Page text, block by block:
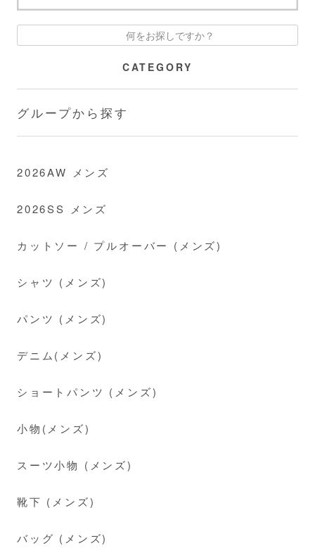
CATEGORY
グループから探す
2026AW メンズ
2026SS メンズ
カットソー / プルオーバー (メンズ)
シャツ (メンズ)
パンツ (メンズ)
デニム(メンズ)
ショートパンツ (メンズ)
小物(メンズ)
スーツ小物 (メンズ)
靴下 (メンズ)
バッグ (メンズ)